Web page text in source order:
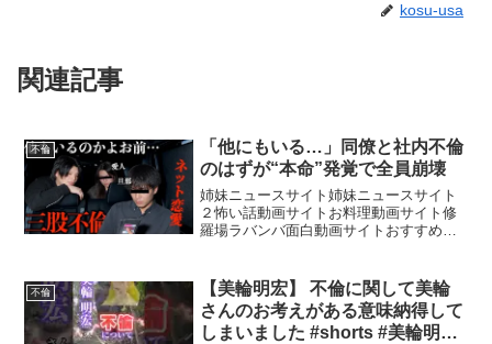
kosu-usa
関連記事
不倫
「他にもいる…」同僚と社内不倫
のはずが“本命”発覚で全員崩壊
姉妹ニュースサイト姉妹ニュースサイト
２怖い話動画サイトお料理動画サイト修
羅場ラバンバ面白動画サイトおすすめ動
時、編集スタッフを募集しております！
詳細や採用条件な...
不倫
【美輪明宏】 不倫に関して美輪
さんのお考えがある意味納得して
しまいました #shorts #美輪明宏